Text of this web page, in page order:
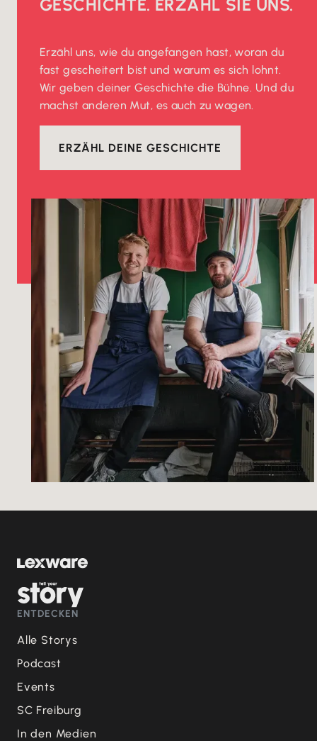
GESCHICHTE. ERZÄHL SIE UNS.
Erzähl uns, wie du angefangen hast, woran du
fast gescheitert bist und warum es sich lohnt.
Wir geben deiner Geschichte die Bühne. Und du
machst anderen Mut, es auch zu wagen.
ERZÄHL DEINE GESCHICHTE
ENTDECKEN
Alle Storys
Podcast
Events
SC Freiburg
In den Medien